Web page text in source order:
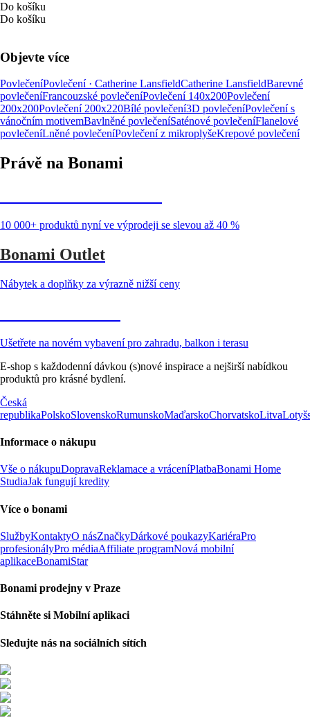
Do košíku
Do košíku
Objevte více
PovlečeníPovlečení · Catherine LansfieldCatherine LansfieldBarevné
povlečeníFrancouzské povlečeníPovlečení 140x200Povlečení
200x200Povlečení 200x220Bílé povlečení3D povlečeníPovlečení s
vánočním motivemBavlněné povlečeníSaténové povlečeníFlanelové
povlečeníLněné povlečeníPovlečení z mikroplyšeKrepové povlečení
Právě na Bonami
10 000+ produktů nyní ve výprodeji se slevou až 40 %
Bonami Outlet
Nábytek a doplňky za výrazně nižší ceny
Ušetřete na novém vybavení pro zahradu, balkon i terasu
E-shop s každodenní dávkou (s)nové inspirace a nejširší nabídkou
produktů pro krásné bydlení.
Česká
republikaPolskoSlovenskoRumunskoMaďarskoChorvatskoLitva
Informace o nákupu
Vše o nákupuDopravaReklamace a vráceníPlatbaBonami Home
StudiaJak fungují kredity
Více o bonami
SlužbyKontaktyO násZnačkyDárkové poukazyKariéraPro
profesionályPro médiaAffiliate programNová mobilní
aplikaceBonamiStar
Bonami prodejny v Praze
Stáhněte si Mobilní aplikaci
Sledujte nás na sociálních sítích